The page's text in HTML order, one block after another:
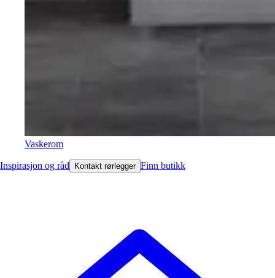
Vaskerom
Inspirasjon og råd Kontakt rørlegger Finn butikk